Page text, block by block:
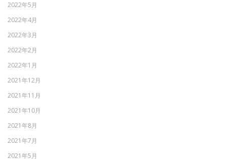
2022年5月
2022年4月
2022年3月
2022年2月
2022年1月
2021年12月
2021年11月
2021年10月
2021年8月
2021年7月
2021年5月